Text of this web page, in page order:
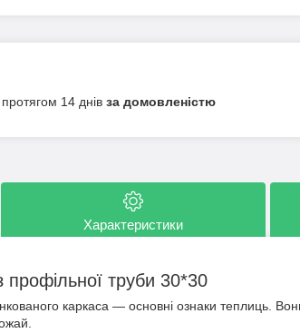
14 днів за домовленістю
Характеристики
труби 30*30
каркаса — основні ознаки теплиць.